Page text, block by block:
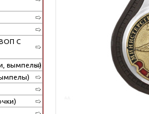
С
вымпелы)